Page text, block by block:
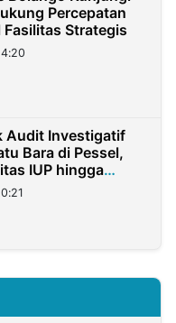
Percepatan
Fasilitas Strategis
Audit Investigatif
Bara di Pessel,
IUP hingga